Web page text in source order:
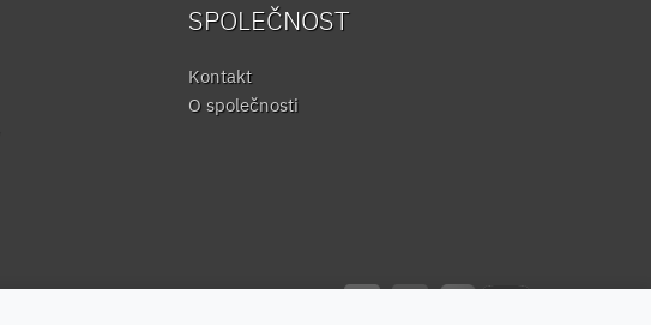
SPOLEČNOST
Kontakt
O společnosti